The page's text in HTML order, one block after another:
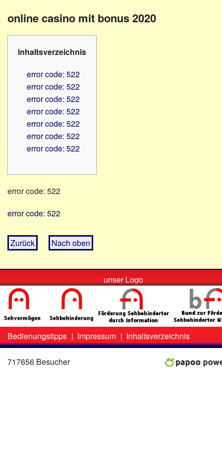
Beruf
Hilfsmittel
-
PC
Hörbüchereien
Reha-
Lehrer
Verbände
online casino mit bonus 2020
inhaltsverzeichnis
error code: 522
error code: 522
error code: 522
error code: 522
error code: 522
error code: 522
error code: 522
error code: 522
error code: 522
Zurück Nach oben
unser Logo
Zweit-
Menü
Bedienungstipps | Impressum | Inhaltsverzeichnis
717656 Besucher